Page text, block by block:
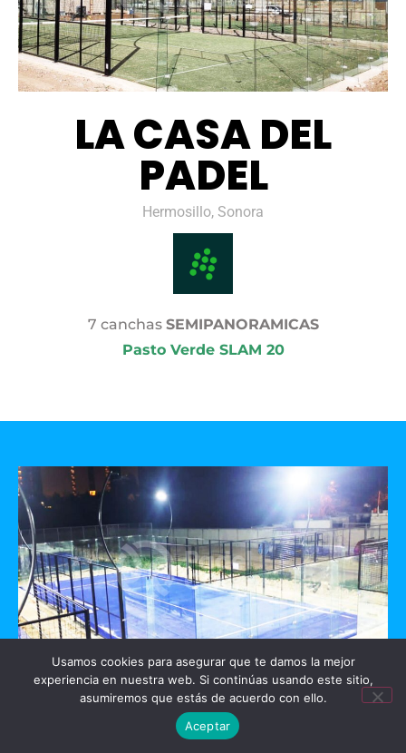
LA CASA DEL
PADEL
Hermosillo, Sonora
7 canchas SEMIPANORAMICAS
Pasto Verde SLAM 20
GO PADEL
Usamos cookies para asegurar que te damos la mejor
experiencia en nuestra web. Si continúas usando este sitio,
asumiremos que estás de acuerdo con ello.
Aceptar